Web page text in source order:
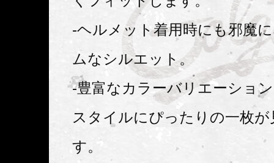
-ヘルメット着用時にも邪魔
ムなシルエット。
-豊富なカラーバリエーショ
スタイルにぴったりの一枚
す。